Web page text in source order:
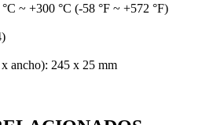
~ +300 °C (-58 °F ~ +572 °F)
ancho): 245 x 25 mm